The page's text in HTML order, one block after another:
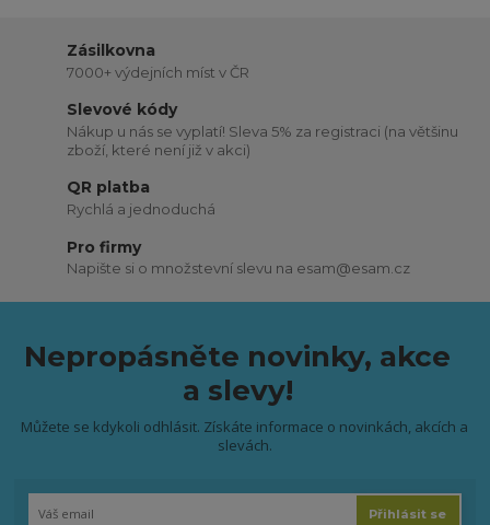
Zásilkovna
7000+ výdejních míst v ČR
Slevové kódy
Nákup u nás se vyplatí! Sleva 5% za registraci (na většinu
zboží, které není již v akci)
QR platba
Rychlá a jednoduchá
Pro firmy
Napište si o množstevní slevu na esam@esam.cz
Nepropásněte novinky, akce
a slevy!
Můžete se kdykoli odhlásit. Získáte informace o novinkách, akcích a
slevách.
Přihlásit se